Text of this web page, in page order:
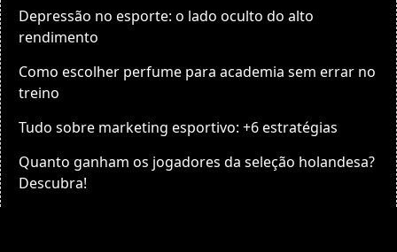
Depressão no esporte: o lado oculto do alto
rendimento
Como escolher perfume para academia sem errar no
treino
Tudo sobre marketing esportivo: +6 estratégias
Quanto ganham os jogadores da seleção holandesa?
Descubra!